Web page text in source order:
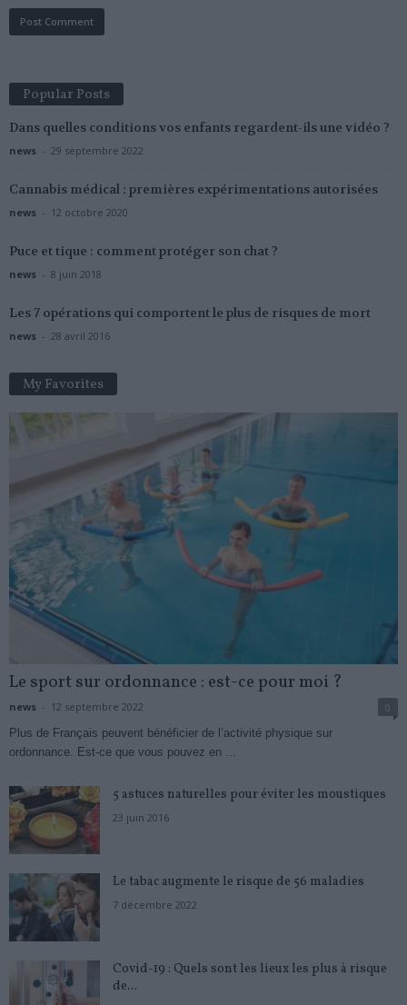
Popular Posts
Dans quelles conditions vos enfants regardent-ils une vidéo ?
news - 29 septembre 2022
Cannabis médical : premières expérimentations autorisées
news - 12 octobre 2020
Puce et tique : comment protéger son chat ?
news - 8 juin 2018
Les 7 opérations qui comportent le plus de risques de mort
news - 28 avril 2016
My Favorites
Le sport sur ordonnance : est-ce pour moi ?
news - 12 septembre 2022
0
Plus de Français peuvent bénéficier de l’activité physique sur
ordonnance. Est-ce que vous pouvez en ...
5 astuces naturelles pour éviter les moustiques
23 juin 2016
Le tabac augmente le risque de 56 maladies
7 décembre 2022
Covid-19 : Quels sont les lieux les plus à risque
de...